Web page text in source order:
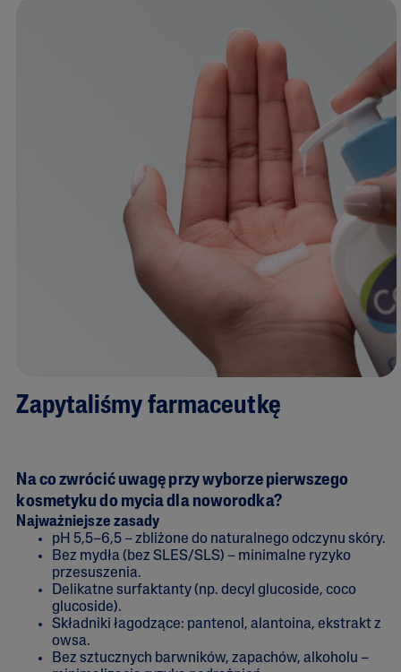
Zapytaliśmy farmaceutkę
Na co zwrócić uwagę przy wyborze pierwszego
kosmetyku do mycia dla noworodka?
Najważniejsze zasady
pH 5,5–6,5 – zbliżone do naturalnego odczynu skóry.
Bez mydła (bez SLES/SLS) – minimalne ryzyko
przesuszenia.
Delikatne surfaktanty (np. decyl glucoside, coco
glucoside).
Składniki łagodzące: pantenol, alantoina, ekstrakt z
owsa.
Bez sztucznych barwników, zapachów, alkoholu –